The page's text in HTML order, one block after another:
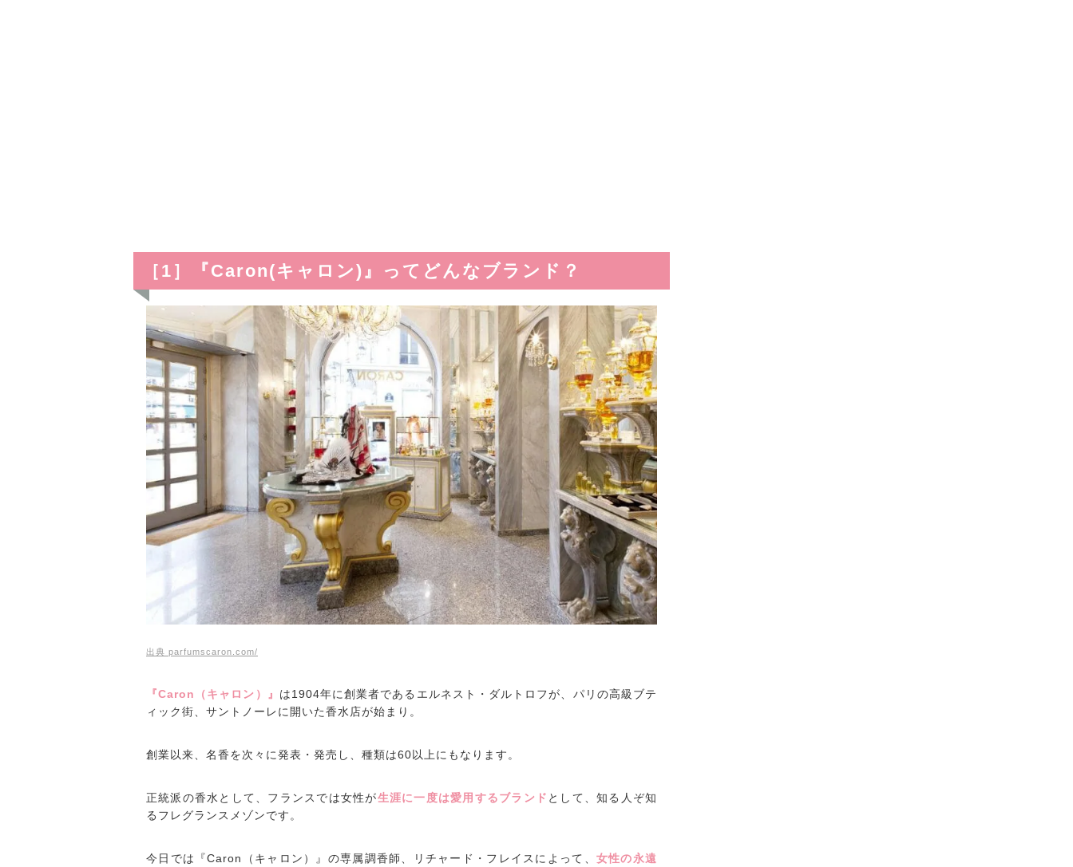
［1］『Caron(キャロン)』ってどんなブランド？
出典 parfumscaron.com/
『Caron（キャロン）』 は1904年に創業者であるエルネスト・ダルトロフが、パリの高級ブテ
ィック街、サントノーレに開いた香水店が始まり。
創業以来、名香を次々に発表・発売し、種類は60以上にもなります。
正統派の香水として、フランスでは女性が生涯に一度は愛用するブランド として、知る人ぞ知
るフレグランスメゾンです。
今日では『Caron（キャロン）』の専属調香師、リチャード・フレイスによって、 女性の永遠